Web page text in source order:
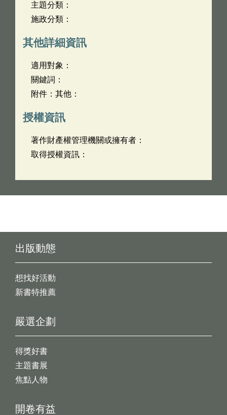
主題分類：
施政分類：
其他詳細資訊
適用對象：
關鍵詞：
附件：其他：
授權資訊
著作財產權管理機關或擁有者：
取得授權資訊：
出版動態
想找好活動
新書特推薦
開卷有益
嚴選企劃
得獎好書
主題書展
焦點人物